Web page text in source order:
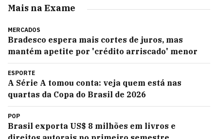
Mais na Exame
MERCADOS
Bradesco espera mais cortes de juros, mas
mantém apetite por 'crédito arriscado' menor
ESPORTE
A Série A tomou conta: veja quem está nas
quartas da Copa do Brasil de 2026
POP
Brasil exporta US$ 8 milhões em livros e